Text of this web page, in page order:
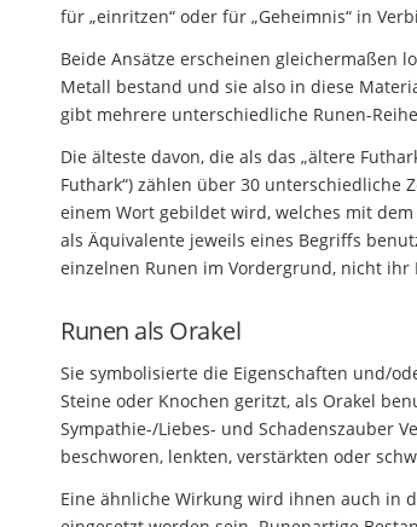
für „einritzen“ oder für „Geheimnis“ in
Beide Ansätze erscheinen gleichermaßen
Metall bestand und sie also in diese
gibt mehrere unterschiedliche Runen-
Die älteste davon, die als das „ältere
Futhark“) zählen über 30 unterschiedliche
einem Wort gebildet wird, welches mit
als Äquivalente jeweils eines Begriffs
einzelnen Runen im Vordergrund, nicht ihr
Runen als Orakel
Sie symbolisierte die Eigenschaften und/
Steine oder Knochen geritzt, als Orakel
Sympathie-/Liebes- und Schadenszauber
beschworen, lenkten, verstärkten oder
Eine ähnliche Wirkung wird ihnen auch in